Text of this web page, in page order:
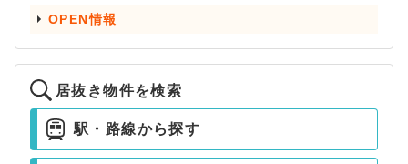
OPEN情報
居抜き物件を検索
駅・路線から探す